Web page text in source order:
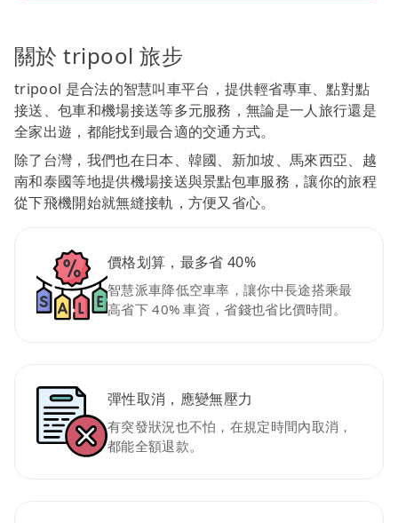
關於 tripool 旅步
tripool 是合法的智慧叫車平台，提供輕省專車、點對點
接送、包車和機場接送等多元服務，無論是一人旅行還是
全家出遊，都能找到最合適的交通方式。
除了台灣，我們也在日本、韓國、新加坡、馬來西亞、越
南和泰國等地提供機場接送與景點包車服務，讓你的旅程
從下飛機開始就無縫接軌，方便又省心。
價格划算，最多省 40%
智慧派車降低空車率，讓你中長途搭乘最
高省下 40% 車資，省錢也省比價時間。
彈性取消，應變無壓力
有突發狀況也不怕，在規定時間內取消，
都能全額退款。